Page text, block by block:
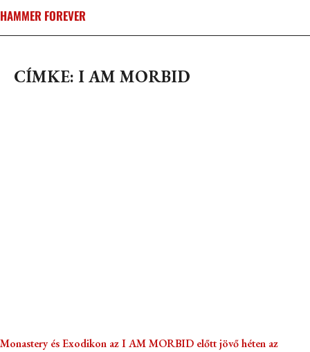
HAMMER FOREVER
CÍMKE: I AM MORBID
Monastery és Exodikon az I AM MORBID előtt jövő héten az